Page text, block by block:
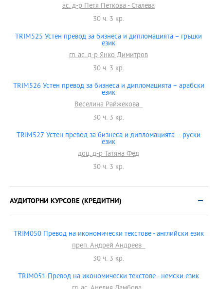
ас. д-р Петя Петкова - Сталева
30 ч. 3 кр.
TRIM525 Устен превод за бизнеса и дипломацията – гръцки
език
гл. ас. д-р Янко Димитров
30 ч. 3 кр.
TRIM526 Устен превод за бизнеса и дипломацията – арабски
език
Веселина Райжекова
30 ч. 3 кр.
TRIM527 Устен превод за бизнеса и дипломацията – руски
език
доц. д-р Татяна Фед
30 ч. 3 кр.
АУДИТОРНИ КУРСОВЕ (КРЕДИТНИ)
TRIM050 Превод на икономически текстове - английски език
преп. Андрей Андреев
30 ч. 3 кр.
TRIM051 Превод на икономически текстове - немски език